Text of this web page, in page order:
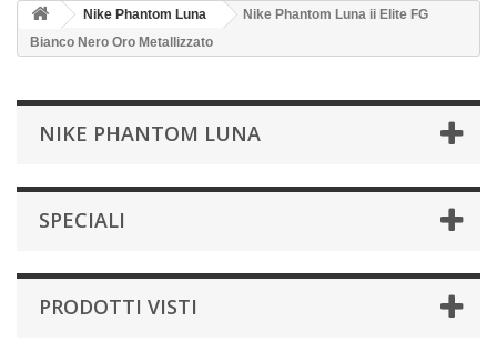
Nike Phantom Luna
Nike Phantom Luna ii Elite FG
Bianco Nero Oro Metallizzato
NIKE PHANTOM LUNA
SPECIALI
PRODOTTI VISTI